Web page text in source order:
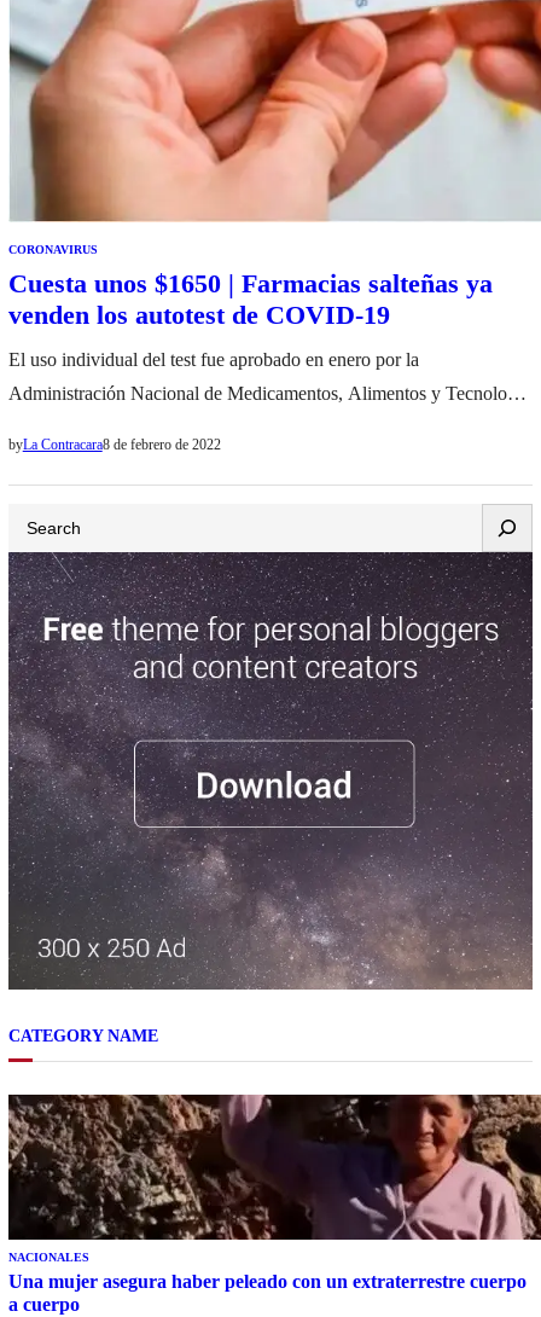
CORONAVIRUS
Cuesta unos $1650 | Farmacias salteñas ya
venden los autotest de COVID-19
El uso individual del test fue aprobado en enero por la
Administración Nacional de Medicamentos, Alimentos y Tecnología
herramientas de autocuidado en…
byLa Contracara8 de febrero de 2022
CATEGORY NAME
NACIONALES
Una mujer asegura haber peleado con un extraterrestre cuerpo
a cuerpo